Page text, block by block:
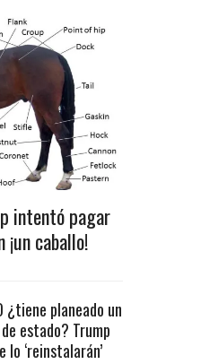
intentó pagar
caballo!
¿tiene planeado un
estado? Trump
lo ‘reinstalarán’